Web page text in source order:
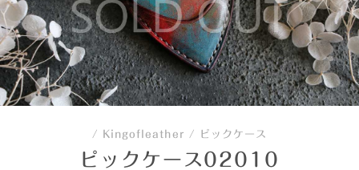
/ Kingofleather / ピックケース
ピックケース02010